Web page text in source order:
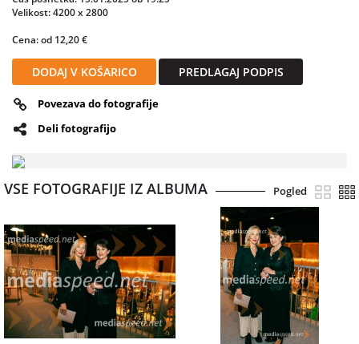
Velikost: 4200 x 2800
Cena: od 12,20 €
DODAJ V KOŠARICO PREDLAGAJ PODPIS
Povezava do fotografije
Deli fotografijo
VSE FOTOGRAFIJE IZ ALBUMA Pogled